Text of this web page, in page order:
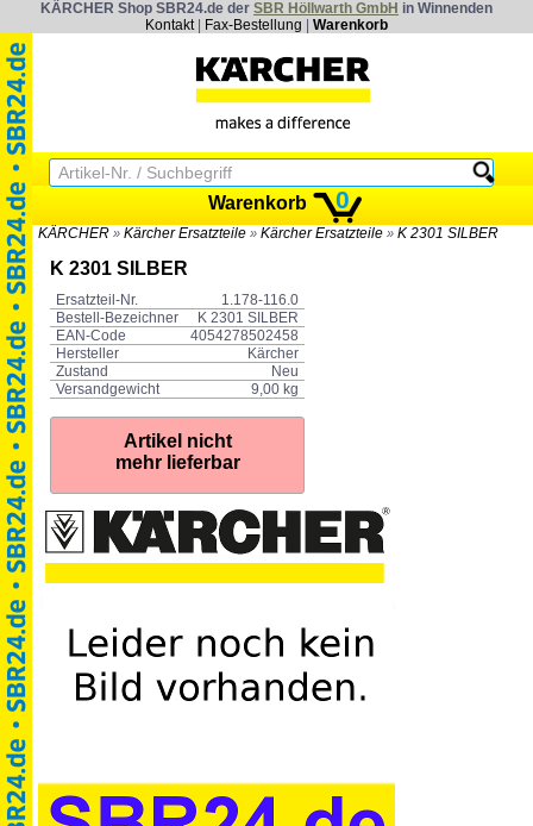
KÄRCHER Shop SBR24.de der SBR Höllwarth GmbH in Winnenden
Kontakt| Fax-Bestellung Warenkorb
Warenkorb 0
KÄRCHER » Kärcher Ersatzteile » Kärcher Ersatzteile » K 2301 SILBER
K 2301 SILBER
Ersatzteil-Nr.
1.178-116.0
Bestell-Bezeichner
K 2301 SILBER
EAN-Code
4054278502458
Hersteller
Kärcher
Zustand
Neu
Versandgewicht
9,00 kg
Artikel nicht
mehr lieferbar